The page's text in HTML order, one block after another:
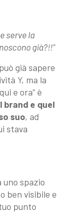
serve la
già?!!”
già sapere
Y, ma la
e ora” è
brand e quel
suo, ad
stava
uno spazio
ben visibile e
punto